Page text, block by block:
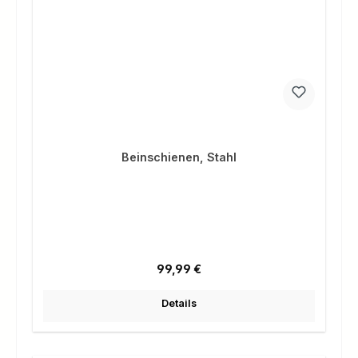
Beinschienen, Stahl
Regulärer Preis:
99,99 €
Details